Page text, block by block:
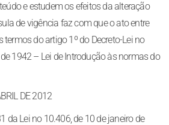
e estudem os efeitos da alteração
de vigência faz com que o ato entre
termos do artigo 1º do Decreto-Lei no
1942 – Lei de Introdução às normas do
DE 2012
da Lei no 10.406, de 10 de janeiro de